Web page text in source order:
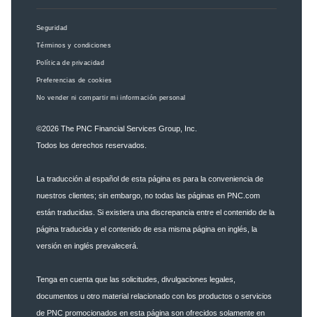
Seguridad
Términos y condiciones
Política de privacidad
Preferencias de cookies
No vender ni compartir mi información personal
©2026 The PNC Financial Services Group, Inc.
Todos los derechos reservados.
La traducción al español de esta página es para la conveniencia de
nuestros clientes; sin embargo, no todas las páginas en PNC.com
están traducidas. Si existiera una discrepancia entre el contenido de la
página traducida y el contenido de esa misma página en inglés, la
versión en inglés prevalecerá.
Tenga en cuenta que las solicitudes, divulgaciones legales,
documentos u otro material relacionado con los productos o servicios
de PNC promocionados en esta página son ofrecidos solamente en